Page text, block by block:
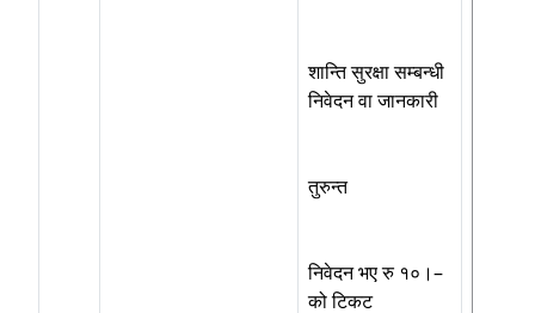
शान्ति सुरक्षा सम्बन्धी
निवेदन वा जानकारी
तुरुन्त
निवेदन भए रु १०।–
को टिकट